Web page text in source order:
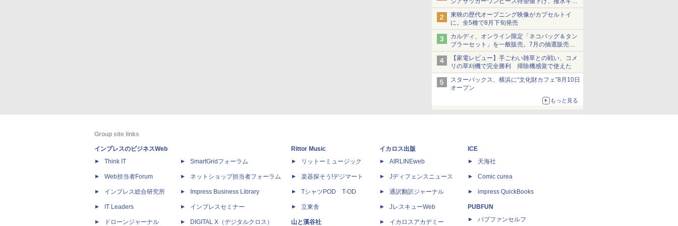
ショーツは1990円に
東映の歴代オープニング映像がカプセルトイ
に。全5種で8月下旬発売
カルディ、オンライン限定「ネコバッグ＆タン
ブラーセット」を一般販売。7月の抽選販売の
当選無効分
【家電レビュー】手ごわい雑草との戦い、コメ
リの草刈機で完全勝利 掃除機感覚で使えた
スターバックス、横浜に“文化財カフェ”8月10日
オープン
もっと見る
Group site links
インプレスのビジネスWeb
Think IT
Web担当者Forum
インプレス総合研究所
IT Leaders
ドローンジャーナル
SmartGridフォーラム
ネットショップ担当者フォーラム
Impress Business Library
インプレスセミナー
DIGITAL X（デジタルクロス）
Rittor Music
リットーミュージック
楽器探そう!デジマート
TシャツPOD T-OD
立東舎
山と溪谷社
イカロス出版
AIRLINEweb
Jディフェンスニュース
通訳翻訳ジャーナル
JレスキューWeb
イカロスアカデミー
ICE
天海社
Comic curea
impress QuickBooks
PUBFUN
パブファンセルフ